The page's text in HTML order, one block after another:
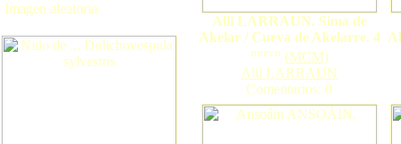
Imagen aleatoria
Alli LARRAUN. Sima de
Akelar / Cueva de Akelarre. 4
nuevo (MCM)
Alli LARRAUN
Comentarios: 0